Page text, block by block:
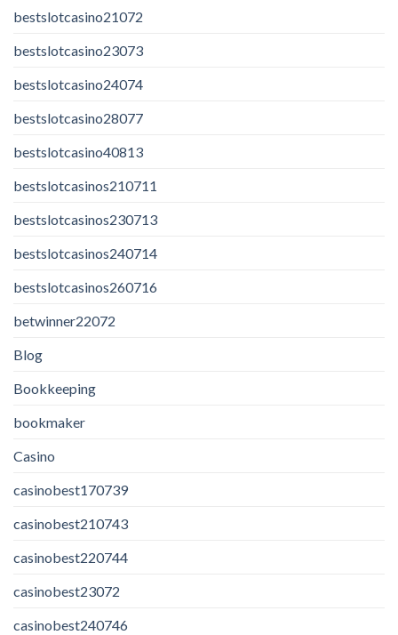
bestslotcasino21072
bestslotcasino23073
bestslotcasino24074
bestslotcasino28077
bestslotcasino40813
bestslotcasinos210711
bestslotcasinos230713
bestslotcasinos240714
bestslotcasinos260716
betwinner22072
Blog
Bookkeeping
bookmaker
Casino
casinobest170739
casinobest210743
casinobest220744
casinobest23072
casinobest240746